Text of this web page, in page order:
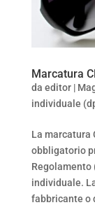
Marcatura
da editor|
individuale
La marcatura
obbligatorio
Regolamento
individuale.
fabbricante o